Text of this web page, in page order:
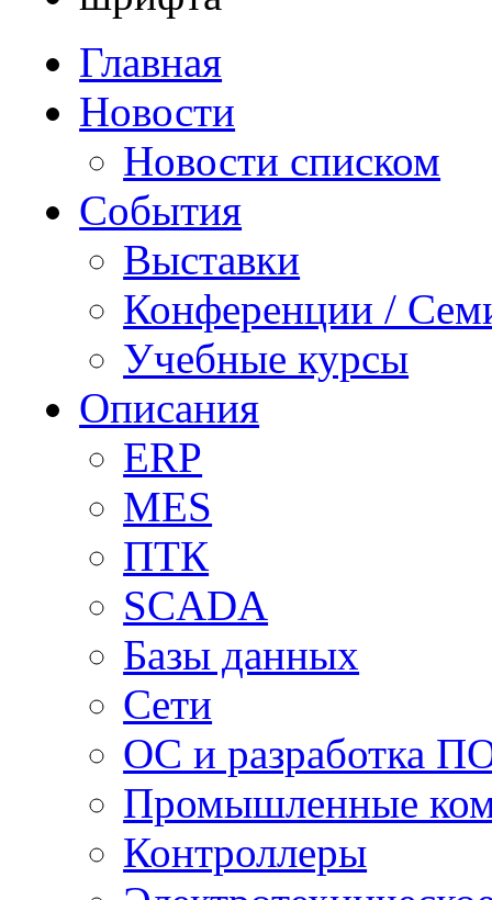
Главная
Новости
Новости списком
События
Выставки
Конференции /
Учебные курсы
Описания
ERP
MES
ПТК
SCADA
Базы данных
Сети
ОС и разработка
Промышленные
Контроллеры